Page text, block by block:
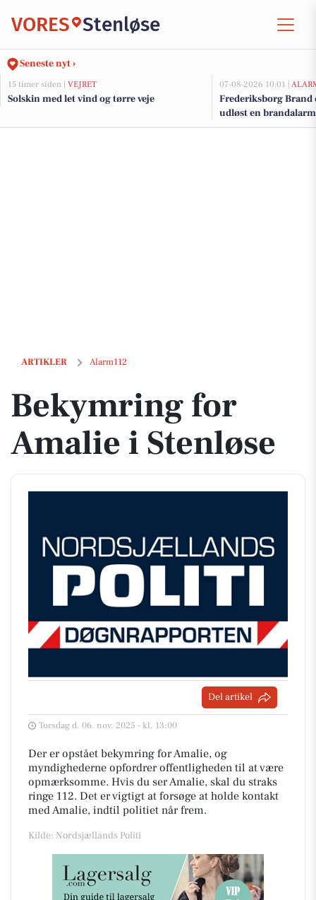
VORES Stenløse
Seneste nyt ›
15 timer siden | VEJRET
Solskin med let vind og tørre veje
07-08-2026 10:01 |
Frederiksborg Brand
udløst en
ARTIKLER Alarm112
Bekymring for Amalie i Stenløse
Bekymring for
Amalie i Stenløse
Del artikel
Torsdag d. 06. nov. 2025 - kl. 13:00
Der er opstået bekymring for Amalie, og
myndighederne opfordrer offentligheden til at være
opmærksomme. Hvis du ser Amalie, skal du straks
ringe 112. Det er vigtigt at forsøge at holde kontakt
med Amalie, indtil politiet når frem.
Kilde: Nordsjællands Politi